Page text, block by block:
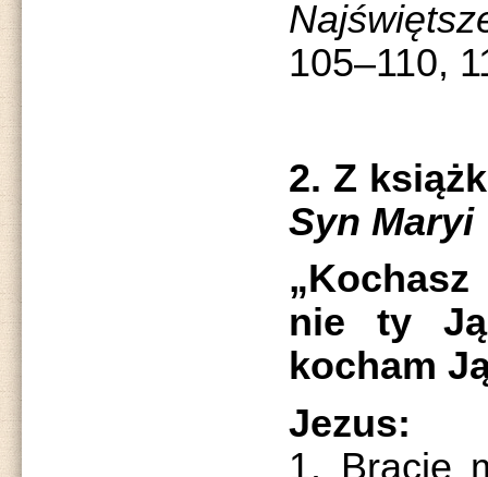
105–110,
2. Z
Syn Maryi
nie ty
kocham
Jezus:
1. Bracie